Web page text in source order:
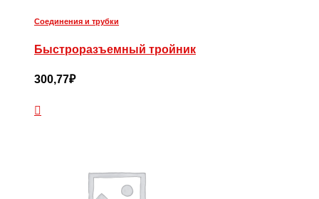
Соединения и трубки
Быстроразъемный тройник
300,77₽